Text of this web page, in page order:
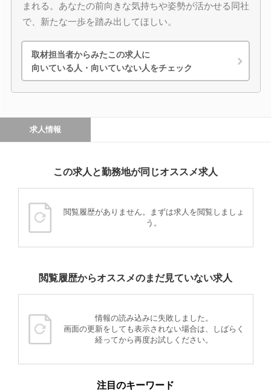
まれる。あなたの前向きな気持ちや姿勢が活かせる同社
で、新たな一歩を踏み出してほしい。
取材担当者からみたこの求人に
向いている人・向いていない人をチェック
求人情報
この求人と勤務地が同じオススメ求人
閲覧履歴がありません。まずは求人を閲覧しましょ
う。
閲覧履歴からオススメのまだ見ていない求人
情報の読み込みに失敗しました。
画面の更新をしても表示されない場合は、しばらく
経ってから再度お試しください。
注目のキーワード